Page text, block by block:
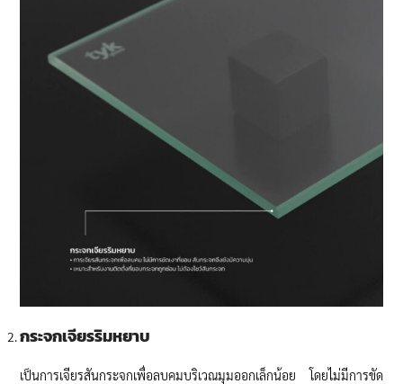
กระจกเจียรริมหยาบ
เป็นการเจียรสันกระจกเพื่อลบคมบริเวณมุมออกเล็กน้อย โดยไม่มีการขัด